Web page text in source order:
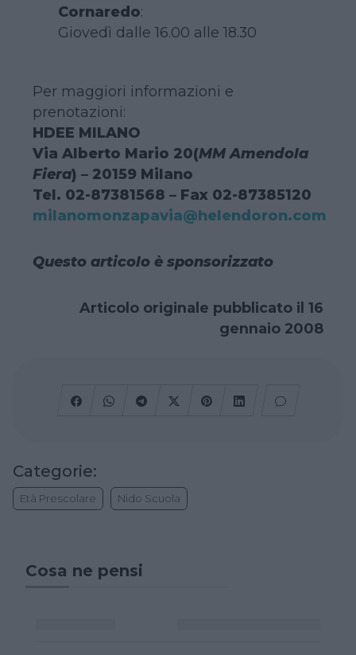
Cornaredo:
Giovedì dalle 16.00 alle 18.30
Per maggiori informazioni e
prenotazioni:
HDEE MILANO
Via Alberto Mario 20(MM Amendola
Fiera) – 20159 Milano
Tel. 02-87381568 – Fax 02-87385120
milanomonzapavia@helendoron.com
Questo articolo è sponsorizzato
Articolo originale pubblicato il 16
gennaio 2008
Categorie:
Età Prescolare Nido Scuola
Cosa ne pensi